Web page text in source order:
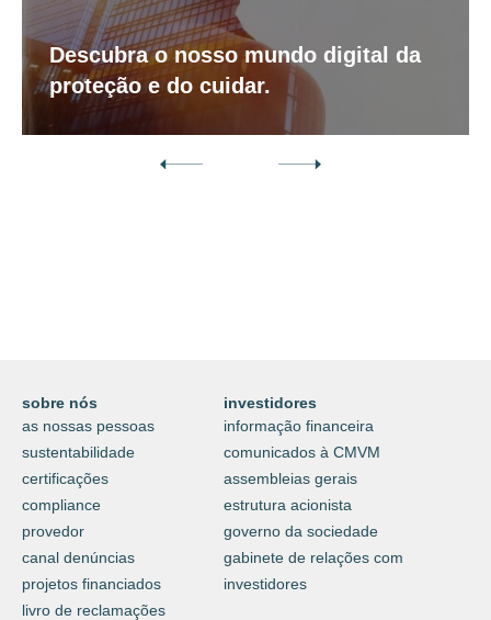
Descubra o nosso mundo digital da
proteção e do cuidar.
sobre nós
as nossas pessoas
sustentabilidade
certificações
compliance
provedor
canal denúncias
projetos financiados
livro de reclamações
investidores
informação financeira
comunicados à CMVM
assembleias gerais
estrutura acionista
governo da sociedade
gabinete de relações com
investidores